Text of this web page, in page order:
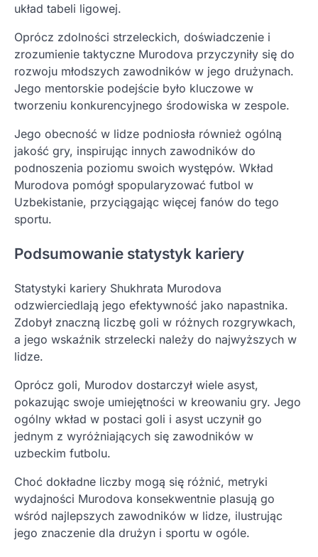
układ tabeli ligowej.
Oprócz zdolności strzeleckich, doświadczenie i
zrozumienie taktyczne Murodova przyczyniły się do
rozwoju młodszych zawodników w jego drużynach.
Jego mentorskie podejście było kluczowe w
tworzeniu konkurencyjnego środowiska w zespole.
Jego obecność w lidze podniosła również ogólną
jakość gry, inspirując innych zawodników do
podnoszenia poziomu swoich występów. Wkład
Murodova pomógł spopularyzować futbol w
Uzbekistanie, przyciągając więcej fanów do tego
sportu.
Podsumowanie statystyk kariery
Statystyki kariery Shukhrata Murodova
odzwierciedlają jego efektywność jako napastnika.
Zdobył znaczną liczbę goli w różnych rozgrywkach,
a jego wskaźnik strzelecki należy do najwyższych w
lidze.
Oprócz goli, Murodov dostarczył wiele asyst,
pokazując swoje umiejętności w kreowaniu gry. Jego
ogólny wkład w postaci goli i asyst uczynił go
jednym z wyróżniających się zawodników w
uzbeckim futbolu.
Choć dokładne liczby mogą się różnić, metryki
wydajności Murodova konsekwentnie plasują go
wśród najlepszych zawodników w lidze, ilustrując
jego znaczenie dla drużyn i sportu w ogóle.